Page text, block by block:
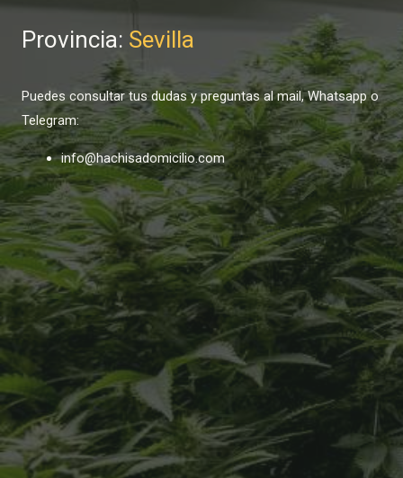
Provincia: Sevilla
Puedes consultar tus dudas y preguntas al mail, Whatsapp o
Telegram:
info@hachisadomicilio.com